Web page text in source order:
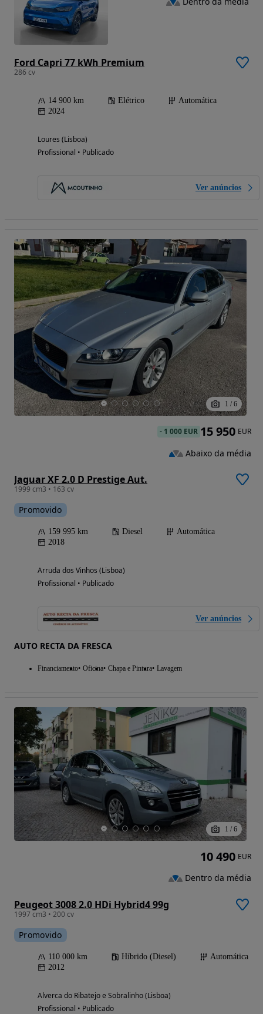
Ford Capri 77 kWh Premium
286 cv
14 900 km Elétrico
Automática
2024
Loures (Lisboa)
Profissional • Publicado
Ver anúncios
1 / 6
Jaguar XF 2.0 D Prestige Aut.
1999 cm3 • 163 cv
Promovido
159 995 km Diesel
Automática
2018
Arruda dos Vinhos (Lisboa)
Profissional • Publicado
Ver anúncios
AUTO RECTA DA FRESCA
Financiamento Oficina Chapa e Pintura Lavagem
- 1 000 EUR 15 950 EUR
Abaixo da média
1 / 6
Peugeot 3008 2.0 HDi Hybrid4 99g
1997 cm3 • 200 cv
Promovido
110 000 km Híbrido (Diesel)
Automática
2012
Alverca do Ribatejo e Sobralinho (Lisboa)
Profissional • Publicado
10 490 EUR
Dentro da média